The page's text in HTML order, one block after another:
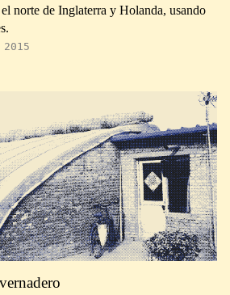
norte de Inglaterra y Holanda, usando